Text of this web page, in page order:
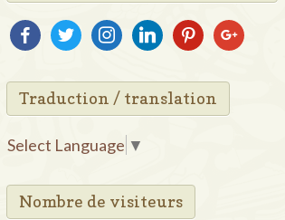
facebooktwitterinstagram
linkedinpinterest
google
Traduction / translation
Select Language ▼
Nombre de visiteurs